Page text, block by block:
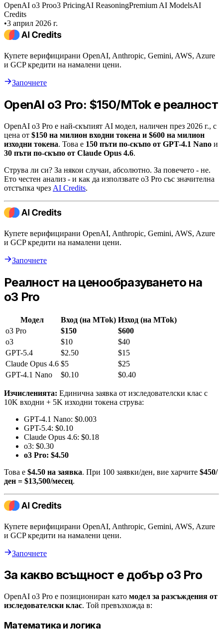
OpenAI o3 Proo3 PricingAI ReasoningPremium AI ModelsAI
Credits
•3 април 2026 г.
Купете верифицирани OpenAI, Anthropic, Gemini, AWS, Azure
и GCP кредити на намалени цени.
Започнете
OpenAI o3 Pro: $150/MTok е реалност
OpenAI o3 Pro е най-скъпият AI модел, наличен през 2026 г., с
цена от $150 на милион входни токена и $600 на милион
изходни токена. Това е 150 пъти по-скъпо от GPT-4.1 Nano и
30 пъти по-скъпо от Claude Opus 4.6.
Струва ли си? За някои случаи, абсолютно. За повечето - не.
Ето честен анализ - и как да използвате o3 Pro със значителна
отстъпка чрез AI Credits.
Купете верифицирани OpenAI, Anthropic, Gemini, AWS, Azure
и GCP кредити на намалени цени.
Започнете
Реалност на ценообразуването на
o3 Pro
Модел Вход (на MTok) Изход (на MTok)
o3 Pro
$150
$600
o3
$10
$40
GPT-5.4
$2.50
$15
Claude Opus 4.6 $5
$25
GPT-4.1 Nano
$0.10 $0.40
Изчисленията: Единична заявка от изследователски клас с
10K входни + 5K изходни токена струва:
GPT-4.1 Nano: $0.003
GPT-5.4: $0.10
Claude Opus 4.6: $0.18
o3: $0.30
o3 Pro: $4.50
Това е $4.50 на заявка. При 100 заявки/ден, вие харчите $450/
ден = $13,500/месец.
Купете верифицирани OpenAI, Anthropic, Gemini, AWS, Azure
и GCP кредити на намалени цени.
Започнете
За какво всъщност е добър o3 Pro
OpenAI o3 Pro е позициониран като модел за разсъждения от
изследователски клас. Той превъзхожда в:
Математика и логика